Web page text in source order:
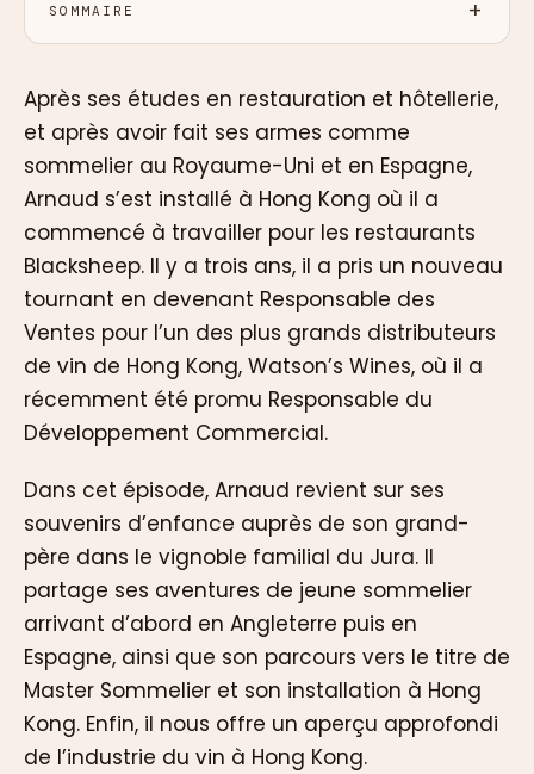
SOMMAIRE
Après ses études en restauration et hôtellerie,
et après avoir fait ses armes comme
sommelier au Royaume-Uni et en Espagne,
Arnaud s’est installé à Hong Kong où il a
commencé à travailler pour les restaurants
Blacksheep. Il y a trois ans, il a pris un nouveau
tournant en devenant Responsable des
Ventes pour l’un des plus grands distributeurs
de vin de Hong Kong, Watson’s Wines, où il a
récemment été promu Responsable du
Développement Commercial.
Dans cet épisode, Arnaud revient sur ses
souvenirs d’enfance auprès de son grand-
père dans le vignoble familial du Jura. Il
partage ses aventures de jeune sommelier
arrivant d’abord en Angleterre puis en
Espagne, ainsi que son parcours vers le titre de
Master Sommelier et son installation à Hong
Kong. Enfin, il nous offre un aperçu approfondi
de l’industrie du vin à Hong Kong.